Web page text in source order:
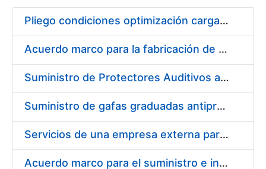
Show/Hide
Pliego condiciones optimización cargas compras firmado
Acuerdo marco para la fabricación de piezas
Suministro de Protectores Auditivos a medida para las personas trabajadoras de los Centros de Trabajo de Madrid y Burgos
Suministro de gafas graduadas antiproyecciones para los trabajadores de la FNMT-RCM en los centros de trabajo de Madrid y Burgos
Servicios de una empresa externa para el asesoramiento y resolución de los recursos de alzada que se presentan relacionados con procesos de selección para la FNMT-RCM
Acuerdo marco para el suministro e instalación de persianas, estores y otros complementos